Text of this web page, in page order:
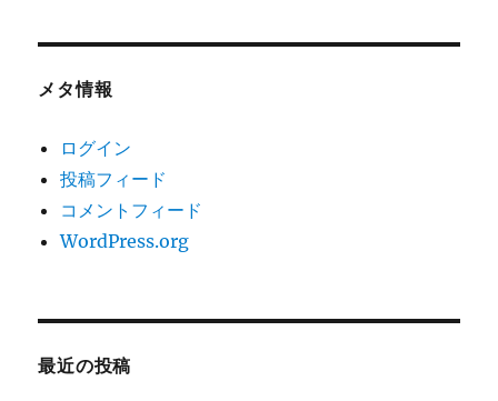
メタ情報
ログイン
投稿フィード
コメントフィード
WordPress.org
最近の投稿